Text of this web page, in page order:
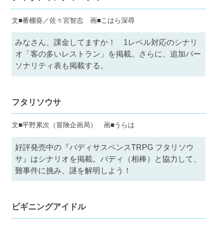
文■番棚葵／佐々宮智志 画■こはら深尋
みなさん、課金してますか！ 1レベル対応のシナリ
オ「客の多いレストラン」を掲載。さらに、追加パー
ソナリティ表も掲載する。
フタリソウサ
文■平野累次（冒険企画局） 画■うらは
好評発売中の『バディサスペンスTRPG フタリソウ
サ』はシナリオを掲載。バディ（相棒）と協力して、
難事件に挑み、謎を解明しよう！
ビギニングアイドル